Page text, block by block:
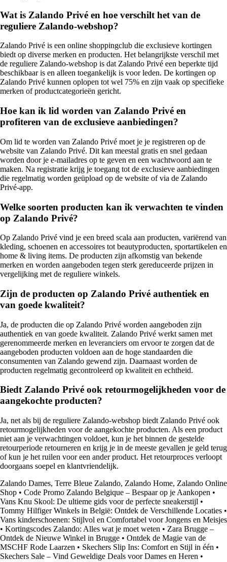
Wat is Zalando Privé en hoe verschilt het van de
reguliere Zalando-webshop?
Zalando Privé is een online shoppingclub die exclusieve kortingen
biedt op diverse merken en producten. Het belangrijkste verschil met
de reguliere Zalando-webshop is dat Zalando Privé een beperkte tijd
beschikbaar is en alleen toegankelijk is voor leden. De kortingen op
Zalando Privé kunnen oplopen tot wel 75% en zijn vaak op specifieke
merken of productcategorieën gericht.
Hoe kan ik lid worden van Zalando Privé en
profiteren van de exclusieve aanbiedingen?
Om lid te worden van Zalando Privé moet je je registreren op de
website van Zalando Privé. Dit kan meestal gratis en snel gedaan
worden door je e-mailadres op te geven en een wachtwoord aan te
maken. Na registratie krijg je toegang tot de exclusieve aanbiedingen
die regelmatig worden geüpload op de website of via de Zalando
Privé-app.
Welke soorten producten kan ik verwachten te vinden
op Zalando Privé?
Op Zalando Privé vind je een breed scala aan producten, variërend van
kleding, schoenen en accessoires tot beautyproducten, sportartikelen en
home & living items. De producten zijn afkomstig van bekende
merken en worden aangeboden tegen sterk gereduceerde prijzen in
vergelijking met de reguliere winkels.
Zijn de producten op Zalando Privé authentiek en
van goede kwaliteit?
Ja, de producten die op Zalando Privé worden aangeboden zijn
authentiek en van goede kwaliteit. Zalando Privé werkt samen met
gerenommeerde merken en leveranciers om ervoor te zorgen dat de
aangeboden producten voldoen aan de hoge standaarden die
consumenten van Zalando gewend zijn. Daarnaast worden de
producten regelmatig gecontroleerd op kwaliteit en echtheid.
Biedt Zalando Privé ook retourmogelijkheden voor de
aangekochte producten?
Ja, net als bij de reguliere Zalando-webshop biedt Zalando Privé ook
retourmogelijkheden voor de aangekochte producten. Als een product
niet aan je verwachtingen voldoet, kun je het binnen de gestelde
retourperiode retourneren en krijg je in de meeste gevallen je geld terug
of kun je het ruilen voor een ander product. Het retourproces verloopt
doorgaans soepel en klantvriendelijk.
Zalando Dames, Terre Bleue Zalando, Zalando Home, Zalando Online
Shop • Code Promo Zalando Belgique – Bespaar op je Aankopen •
Vans Knu Skool: De ultieme gids voor de perfecte sneakerstijl •
Tommy Hilfiger Winkels in België: Ontdek de Verschillende Locaties •
Vans kinderschoenen: Stijlvol en Comfortabel voor Jongens en Meisjes
• Kortingscodes Zalando: Alles wat je moet weten • Zara Brugge –
Ontdek de Nieuwe Winkel in Brugge • Ontdek de Magie van de
MSCHF Rode Laarzen • Skechers Slip Ins: Comfort en Stijl in één •
Skechers Sale – Vind Geweldige Deals voor Dames en Heren •